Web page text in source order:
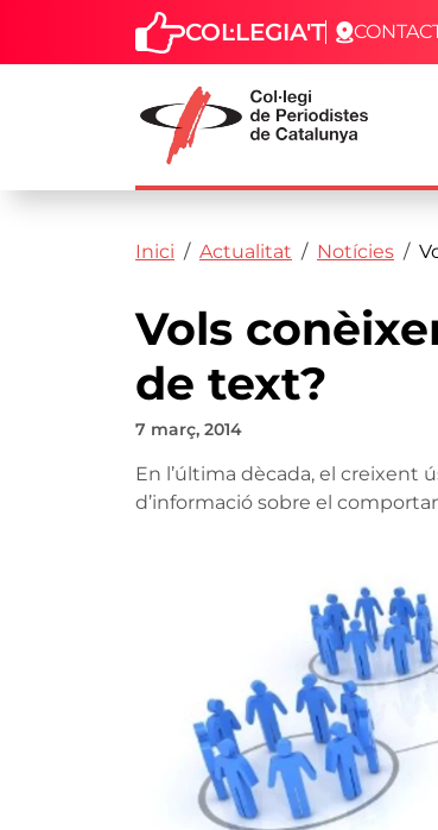
Vés al contingut
Capçalera
COL·LEGIA'T
Fil d'ariadna
Inici Actualitat Notícies
Vols
de text?
7 març, 2014
En l’última dècada, el creixent
d’informació sobre el